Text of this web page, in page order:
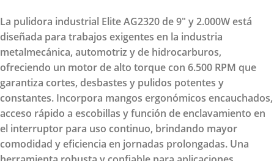
La pulidora industrial Elite AG2320 de 9" y 2.000W está
diseñada para trabajos exigentes en la industria
metalmecánica, automotriz y de hidrocarburos,
ofreciendo un motor de alto torque con 6.500 RPM que
garantiza cortes, desbastes y pulidos potentes y
constantes. Incorpora mangos ergonómicos encauchados,
acceso rápido a escobillas y función de enclavamiento en
el interruptor para uso continuo, brindando mayor
comodidad y eficiencia en jornadas prolongadas. Una